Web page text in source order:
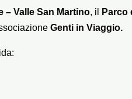
– Valle San Martino, il Parco
Genti in Viaggio.